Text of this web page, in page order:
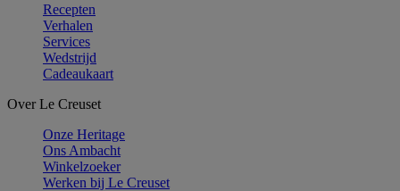
Recepten
Verhalen
Services
Wedstrijd
Cadeaukaart
Over Le Creuset
Onze Heritage
Ons Ambacht
Winkelzoeker
Werken bij Le Creuset